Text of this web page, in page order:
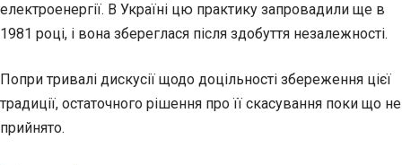
електроенергії. В Україні цю практику запровадили ще в
1981 році, і вона збереглася після здобуття незалежності.
Попри тривалі дискусії щодо доцільності збереження цієї
традиції, остаточного рішення про її скасування поки що не
прийнято.